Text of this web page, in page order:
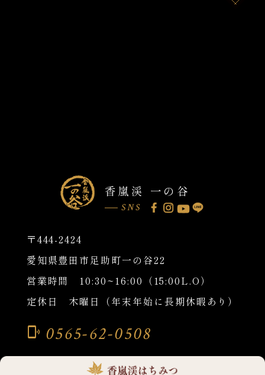
香嵐渓 一の谷
SNS
〒444-2424
愛知県豊田市足助町一の谷22
営業時間 10:30~16:00（15:00L.O）
定休日 木曜日（年末年始に長期休暇あり）
phonelink_ring 0565-62-0508
©香嵐渓一の谷 All Rights Reserved.